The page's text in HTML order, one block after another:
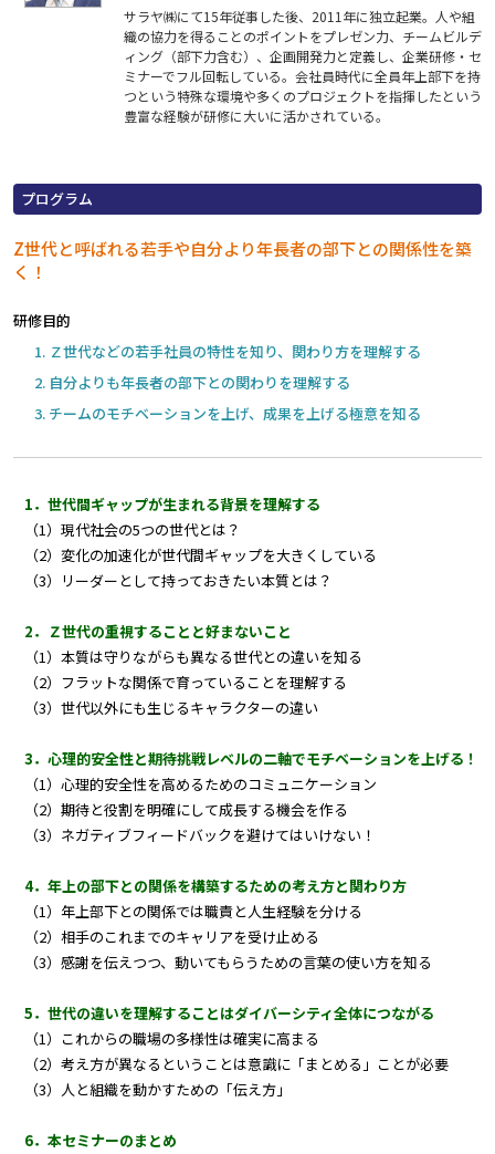
サラヤ㈱にて15年従事した後、2011年に独立起業。人や組
織の協力を得ることのポイントをプレゼン力、チームビルデ
ィング（部下力含む）、企画開発力と定義し、企業研修・セ
ミナーでフル回転している。会社員時代に全員年上部下を持
つという特殊な環境や多くのプロジェクトを指揮したという
豊富な経験が研修に大いに活かされている。
プログラム
Z世代と呼ばれる若手や自分より年長者の部下との関係性を築
く！
研修目的
Ｚ世代などの若手社員の特性を知り、関わり方を理解する
自分よりも年長者の部下との関わりを理解する
チームのモチベーションを上げ、成果を上げる極意を知る
1．世代間ギャップが生まれる背景を理解する
（1）現代社会の5つの世代とは？
（2）変化の加速化が世代間ギャップを大きくしている
（3）リーダーとして持っておきたい本質とは？
2．Ｚ世代の重視することと好まないこと
（1）本質は守りながらも異なる世代との違いを知る
（2）フラットな関係で育っていることを理解する
（3）世代以外にも生じるキャラクターの違い
3．心理的安全性と期待挑戦レベルの二軸でモチベーションを上げる！
（1）心理的安全性を高めるためのコミュニケーション
（2）期待と役割を明確にして成長する機会を作る
（3）ネガティブフィードバックを避けてはいけない！
4．年上の部下との関係を構築するための考え方と関わり方
（1）年上部下との関係では職責と人生経験を分ける
（2）相手のこれまでのキャリアを受け止める
（3）感謝を伝えつつ、動いてもらうための言葉の使い方を知る
5．世代の違いを理解することはダイバーシティ全体につながる
（1）これからの職場の多様性は確実に高まる
（2）考え方が異なるということは意識に「まとめる」ことが必要
（3）人と組織を動かすための「伝え方」
6．本セミナーのまとめ